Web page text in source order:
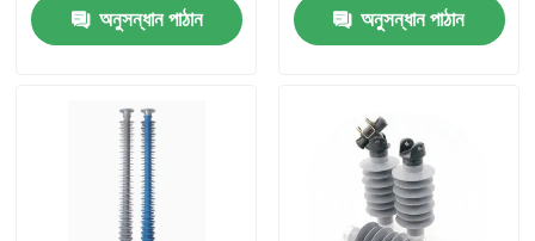
অনুসন্ধান পাঠান অনুসন্ধান পাঠান